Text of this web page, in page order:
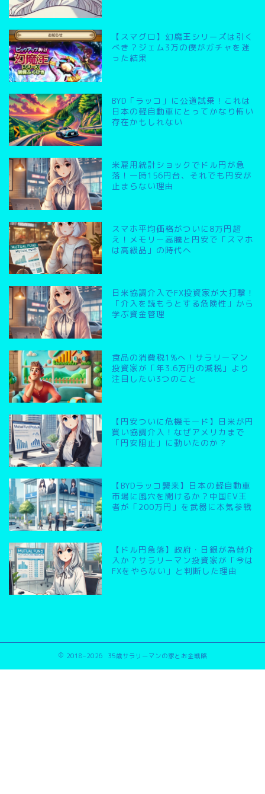
【スマグロ】幻魔王シリーズは引く
べき？ジェム3万の僕がガチャを迷
った結果
BYD「ラッコ」に公道試乗！これは
日本の軽自動車にとってかなり怖い
存在かもしれない
米雇用統計ショックでドル円が急
落！一時156円台、それでも円安が
止まらない理由
スマホ平均価格がついに8万円超
え！メモリー高騰と円安で「スマホ
は高級品」の時代へ
日米協調介入でFX投資家が大打撃！
「介入を読もうとする危険性」から
学ぶ資金管理
食品の消費税1%へ！サラリーマン
投資家が「年3.6万円の減税」より
注目したい3つのこと
【円安ついに危機モード】日米が円
買い協調介入！なぜアメリカまで
「円安阻止」に動いたのか？
【BYDラッコ襲来】日本の軽自動車
市場に風穴を開けるか？中国EV王
者が「200万円」を武器に本気参戦
【ドル円急落】政府・日銀が為替介
入か？サラリーマン投資家が「今は
FXをやらない」と判断した理由
2018–2026 35歳サラリーマンの家とお金戦略